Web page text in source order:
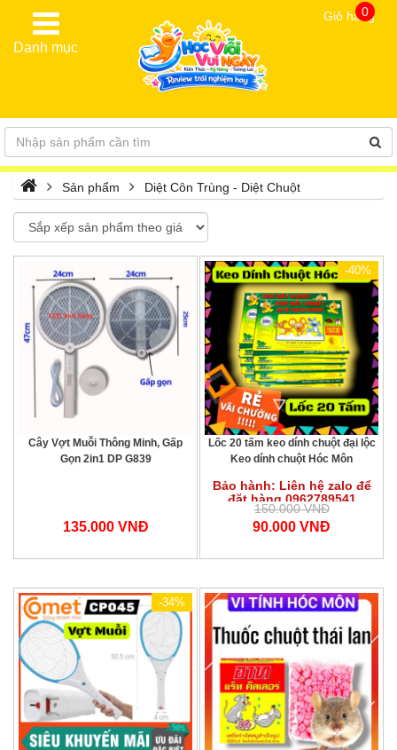
Danh mục
Giỏ hàng
0
Sản phẩm Diệt Côn Trùng - Diệt Chuột
Cây Vợt Muỗi Thông Minh, Gấp
Gọn 2in1 DP G839
135.000 VNĐ
-40%
Lốc 20 tấm keo dính chuột đại lộc
Keo dính chuột Hóc Môn
Bảo hành: Liên hệ zalo để
đặt hàng 0962789541
150.000 VNĐ
90.000 VNĐ
-34%